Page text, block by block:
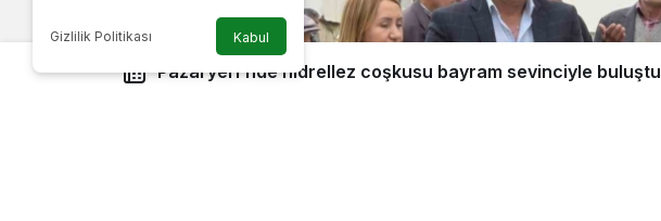
Pazaryeri’nde hıdrellez coşkusu bayram sevinciyle buluştu
Gizlilik Politikası Kabul